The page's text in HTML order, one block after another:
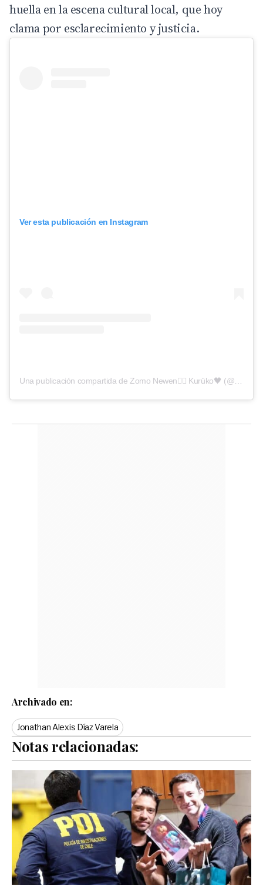
huella en la escena cultural local, que hoy
clama por esclarecimiento y justicia.
Ver esta publicación en Instagram
Archivado en:
Jonathan Alexis Díaz Varela
Notas relacionadas: